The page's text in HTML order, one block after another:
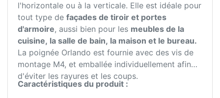
l'horizontale ou à la verticale. Elle est idéale pour
tout type de façades de tiroir et portes
d'armoire, aussi bien pour les meubles de la
cuisine, la salle de bain, la maison et le bureau.
La poignée Orlando est fournie avec des vis de
montage M4, et emballée individuellement afin
d'éviter les rayures et les coups.
Caractéristiques du produit :